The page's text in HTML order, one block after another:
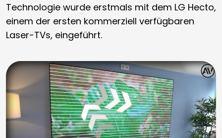
Technologie wurde erstmals mit dem LG Hecto,
einem der ersten kommerziell verfügbaren
Laser-TVs, eingeführt.